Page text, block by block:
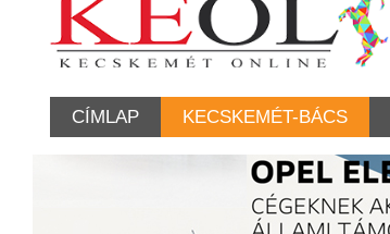
CÍMLAP KECSKEMÉT-BÁCS